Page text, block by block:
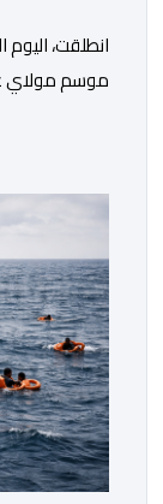
انطلقت،
موسم مولاي
المحلي
ودينية. وجرت
الرسمية،